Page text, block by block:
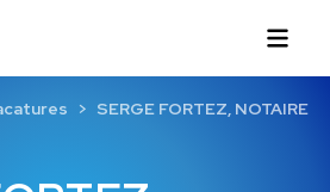
SERGE FORTEZ, NOTAIRE